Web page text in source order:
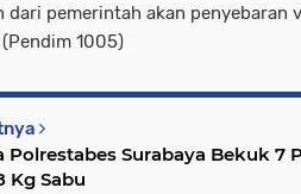
pemerintah akan penyebaran
1005)
Polrestabes Surabaya Bekuk 7
Kg Sabu